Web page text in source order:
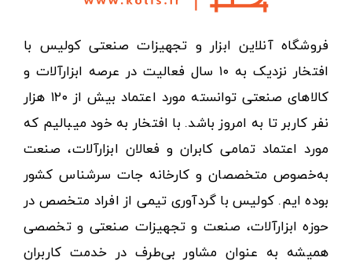
فروشگاه آنلاین ابزار و تجهیزات صنعتی کولیس با
افتخار نزدیک به ۱۰ سال فعالیت در عرصه ابزارآلات و
کالاهای صنعتی توانسته مورد اعتماد بیش از ۱۲۰ هزار
نفر کاربر تا به امروز باشد. با افتخار به خود میبالیم که
مورد اعتماد تمامی کابران و فعالان ابزارآلات، صنعت
به‌خصوص متخصصان و کارخانه جات سرشناس کشور
بوده ایم. کولیس با گردآوری تیمی از افراد متخصص در
حوزه ابزارآلات، صنعت و تجهیزات صنعتی و تخصصی
همیشه به عنوان مشاور بی‌طرف در خدمت کاربران